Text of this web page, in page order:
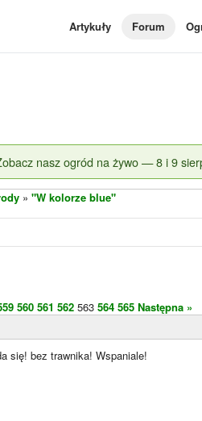
Artykuły Forum
nasz ogród na żywo — 8 i 9
» "W kolorze blue"
560 561 562 563 564 565 Następna »
się! bez trawnika! Wspaniale!